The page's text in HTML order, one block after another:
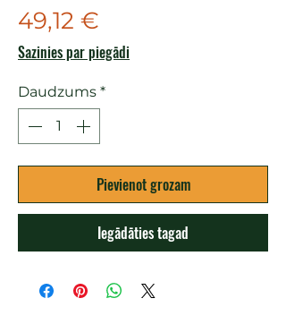
49,12 €
Sazinies par piegādi
Daudzums *
Pievienot grozam
Iegādāties tagad